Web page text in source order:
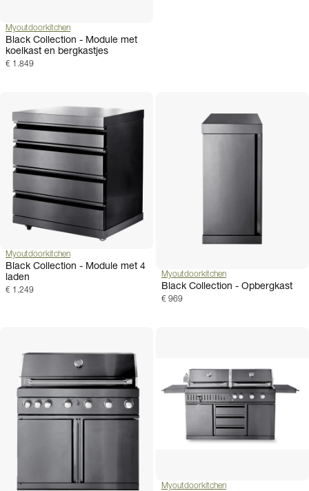
Myoutdoorkitchen
Black Collection - Module met
koelkast en bergkastjes
€ 1.849
Myoutdoorkitchen
Black Collection - Module met 4
laden
€ 1.249
Myoutdoorkitchen
Black Collection - Opbergkast
€ 969
Myoutdoorkitchen